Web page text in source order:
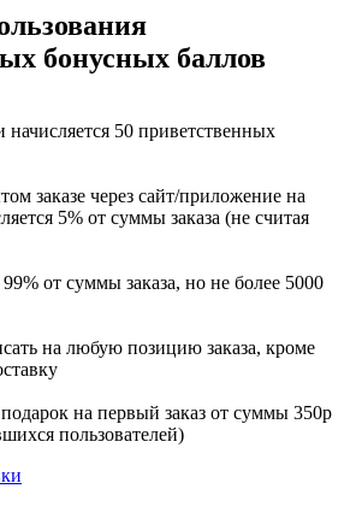
бонусных баллов
начисляется 50 приветственных
заказе через сайт/приложение на
5% от суммы заказа (не считая
от суммы заказа, но не более 5000
на любую позицию заказа, кроме
на первый заказ от суммы 350р
пользователей)